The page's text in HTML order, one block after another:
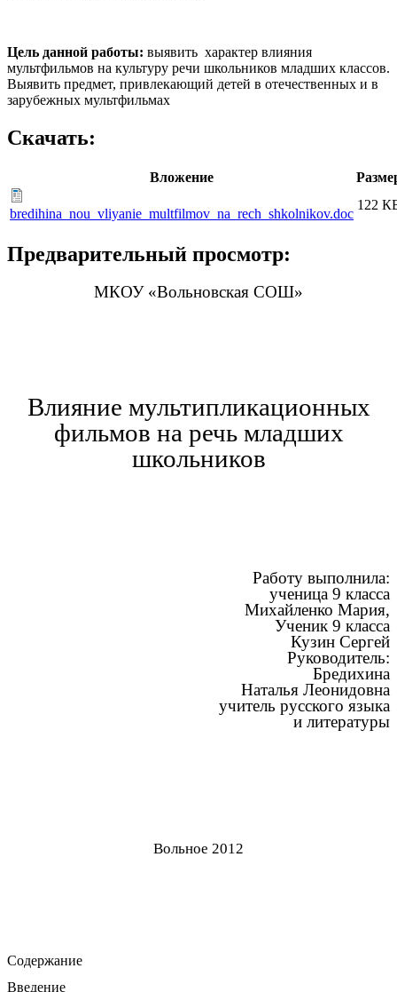
Цель данной работы: выявить характер влияния
мультфильмов на культуру речи школьников младших классов.
Выявить предмет, привлекающий детей в отечественных и в
зарубежных мультфильмах
Скачать:
Вложение
bredihina_nou_vliyanie_multfilmov_na_rech_shkolnikov.doc
122
Предварительный просмотр:
МКОУ «Вольновская СОШ»
Влияние мультипликационных
фильмов на речь младших
школьников
Работу выполнила:
ученица 9 класса
Михайленко Мария,
Ученик 9 класса
Кузин Сергей
Руководитель:
Бредихина
Наталья Леонидовна
учитель русского языка
и литературы
Вольное 2012
Содержание
Введение